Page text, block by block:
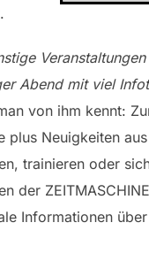
Abend mit viel
von ihm kennt:
plus Neuigkeiten
trainieren oder
der
Informationen